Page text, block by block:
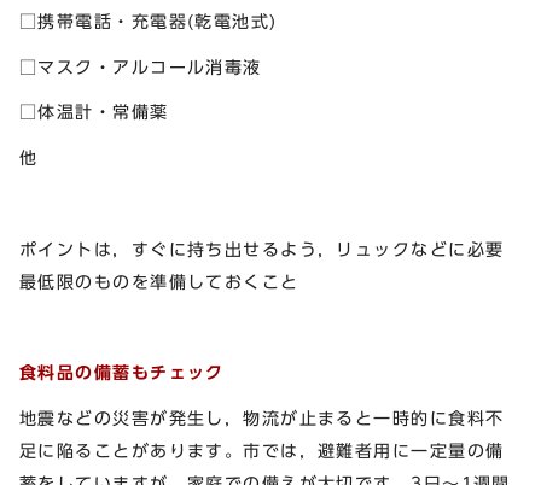
□携帯電話・充電器(乾電池式)
□マスク・アルコール消毒液
□体温計・常備薬
他
ポイントは，すぐに持ち出せるよう，リュックなどに必要
最低限のものを準備しておくこと
食料品の備蓄もチェック
地震などの災害が発生し，物流が止まると一時的に食料不
足に陥ることがあります。市では，避難者用に一定量の備